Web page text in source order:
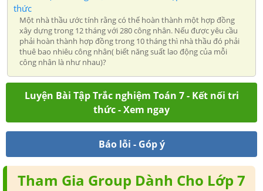
thức
Một nhà thầu ước tính rằng có thể hoàn thành một hợp đồng
xây dựng trong 12 tháng với 280 công nhân. Nếu được yêu cầu
phải hoàn thành hợp đồng trong 10 tháng thì nhà thầu đó phải
thuê bao nhiêu công nhân( biết năng suất lao động của mỗi
công nhân là như nhau)?
Luyện Bài Tập Trắc nghiệm Toán 7 - Kết nối tri
thức - Xem ngay
Báo lỗi - Góp ý
Tham Gia Group Dành Cho Lớp 7